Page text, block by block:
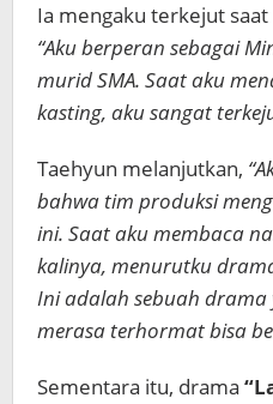
Ia mengaku terkejut
“Aku berperan sebagai
murid SMA. Saat aku
kasting, aku sangat
Taehyun melanjutkan,
bahwa tim produksi
ini. Saat aku membaca
kalinya, menurutku
Ini adalah sebuah drama
merasa terhormat bisa
Sementara itu, drama